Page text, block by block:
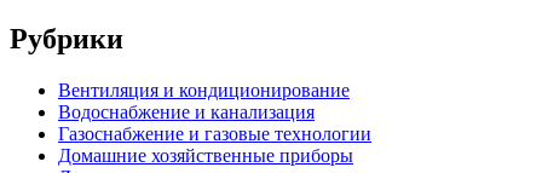
Рубрики
Вентиляция и кондиционирование
Водоснабжение и канализация
Газоснабжение и газовые технологии
Домашние хозяйственные приборы